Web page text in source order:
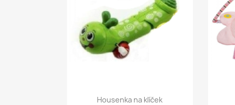
Rychlý náhled
Housenka na klíček